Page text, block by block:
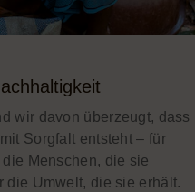
wir davon überzeugt, dass
Sorgfalt entsteht – für
Menschen, die sie
die Umwelt, die sie erhält.